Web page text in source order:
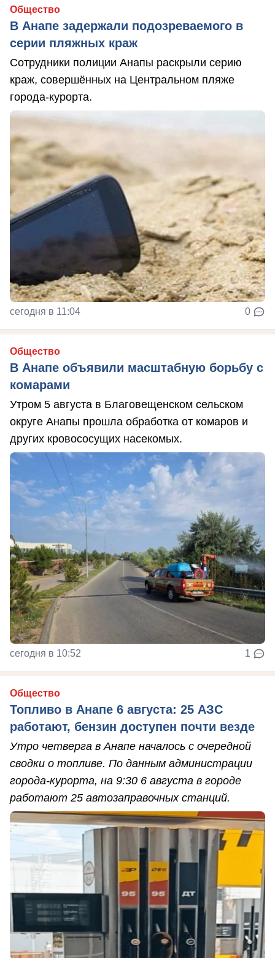
Общество
В Анапе задержали подозреваемого в
серии пляжных краж
Сотрудники полиции Анапы раскрыли серию
краж, совершённых на Центральном пляже
города-курорта.
сегодня в 11:04 0
Общество
В Анапе объявили масштабную борьбу с
комарами
Утром 5 августа в Благовещенском сельском
округе Анапы прошла обработка от комаров и
других кровососущих насекомых.
сегодня в 10:52 1
Общество
Топливо в Анапе 6 августа: 25 АЗС
работают, бензин доступен почти везде
Утро четверга в Анапе началось с очередной
сводки о топливе. По данным администрации
города-курорта, на 9:30 6 августа в городе
работают 25 автозаправочных станций.